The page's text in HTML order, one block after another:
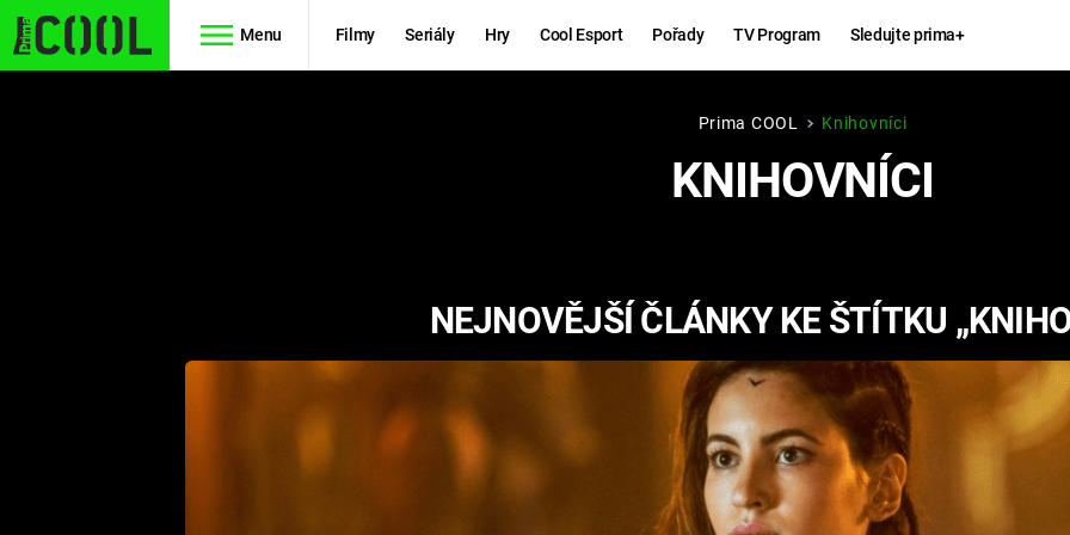
Menu Filmy Seriály Hry Cool Esport Pořady TV Program Sledujte prima+
RYCHLE A
ZBĚSILE 10
PREDÁTOR
Hry
KINGDOM
COME:
DELIVERANCE
ESPORT
CHUCK
NORRIS
Prima COOL Knihovníci
KNIHOVNÍCI
NEJNOVĚJŠÍ ČLÁNKY KE ŠTÍTKU